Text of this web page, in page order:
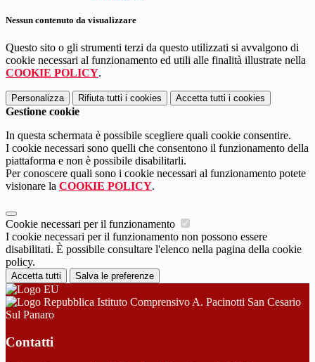
Nessun contenuto da visualizzare
Questo sito o gli strumenti terzi da questo utilizzati si avvalgono di
cookie necessari al funzionamento ed utili alle finalità illustrate nella
COOKIE POLICY.
Personalizza Rifiuta tutti i cookies Accetta tutti i cookies
Gestione cookie
In questa schermata è possibile scegliere quali cookie consentire.
I cookie necessari sono quelli che consentono il funzionamento della
piattaforma e non è possibile disabilitarli.
Per conoscere quali sono i cookie necessari al funzionamento potete
visionare la COOKIE POLICY.
Cookie necessari per il funzionamento
I cookie necessari per il funzionamento non possono essere
disabilitati. È possibile consultare l'elenco nella pagina della cookie
policy.
Accetta tutti Salva le preferenze
Istituto Comprensivo A. Pacinotti San Cesario
Sul Panaro
Contatti